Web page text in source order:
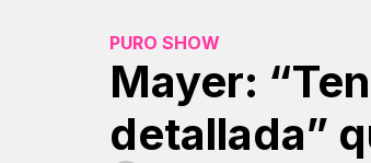
PURO SHOW
Mayer:
detallada”